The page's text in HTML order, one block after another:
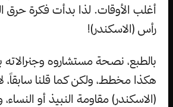
أغلب الأوقات. لذا بدأت فكرة حرق
رأس (الاسكندر)!
بالطبع، نصحة مستشاروه وجنرالاته
هكذا مخطط، ولكن كما قلنا سابقاً،
(الاسكندر) مقاومة النبيذ أو النساء،